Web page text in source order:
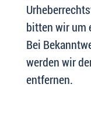
bitten wir um
Bei
werden wir
entfernen.